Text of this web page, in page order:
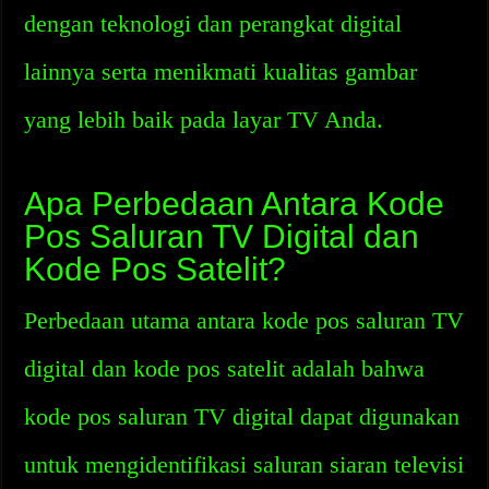
dengan teknologi dan perangkat digital
lainnya serta menikmati kualitas gambar
yang lebih baik pada layar TV Anda.
Apa Perbedaan Antara Kode
Pos Saluran TV Digital dan
Kode Pos Satelit?
Perbedaan utama antara kode pos saluran TV
digital dan kode pos satelit adalah bahwa
kode pos saluran TV digital dapat digunakan
untuk mengidentifikasi saluran siaran televisi